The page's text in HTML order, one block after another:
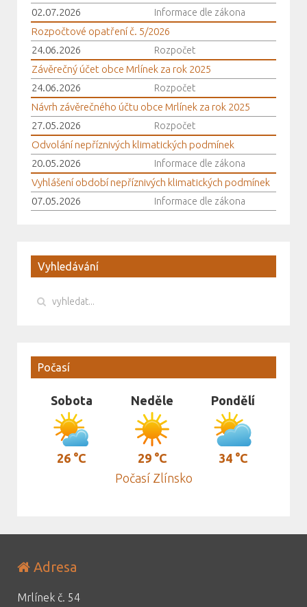
02.07.2026
Informace dle zákona
Rozpočtové opatření č. 5/2026
24.06.2026
Rozpočet
Závěrečný účet obce Mrlínek za rok 2025
24.06.2026
Rozpočet
Návrh závěrečného účtu obce Mrlínek za rok 2025
27.05.2026
Rozpočet
Odvolání nepříznivých klimatických podmínek
20.05.2026
Informace dle zákona
Vyhlášení období nepříznivých klimatických podmínek
07.05.2026
Informace dle zákona
Vyhledávání
Počasí
Sobota
26 °C
Neděle
29 °C
Pondělí
34 °C
Počasí Zlínsko
Adresa
Mrlínek č. 54